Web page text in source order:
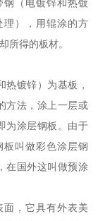
（电镀锌和热镀
），用辊涂的方
所得的板材。
镀锌）为基板，
方法，涂上一层或
为涂层钢板。由于
叫做彩色涂层钢
在国外这叫做预涂
，它具有外表美